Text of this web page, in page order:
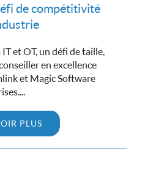
de compétitivité
et OT, un défi de taille,
en excellence
et Magic Software
PLUS